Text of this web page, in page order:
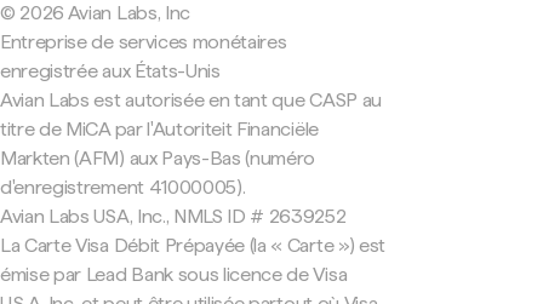
© 2026 Avian Labs, Inc
Entreprise de services monétaires
enregistrée aux États-Unis
Avian Labs est autorisée en tant que CASP au
titre de MiCA par l'Autoriteit Financiële
Markten (AFM) aux Pays-Bas (numéro
d'enregistrement 41000005).
Avian Labs USA, Inc., NMLS ID # 2639252
La Carte Visa Débit Prépayée (la « Carte ») est
émise par Lead Bank sous licence de Visa